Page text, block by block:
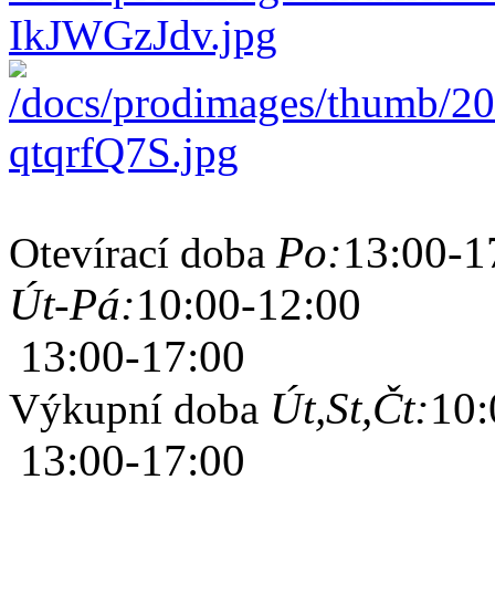
Otevírací doba Po:13:00-
Út-Pá:10:00-12:00
13:00-17:00
Výkupní doba Út,St,Čt:
13:00-17:00